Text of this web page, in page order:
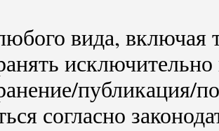
вида, включая
публикация/
согласно